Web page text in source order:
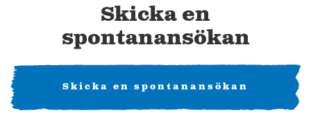
Skicka en
spontanansökan
Skicka en spontanansökan